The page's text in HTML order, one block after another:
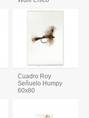
Cuadro Roy
Señuelo Humpy
60x80